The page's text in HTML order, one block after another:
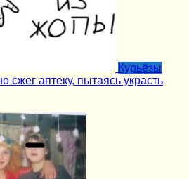
Курьёзы
сжег аптеку, пытаясь украсть